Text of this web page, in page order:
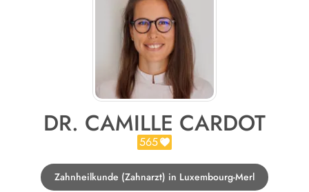
DR. CAMILLE CARDOT
565
Zahnheilkunde (Zahnarzt) in Luxembourg-Merl